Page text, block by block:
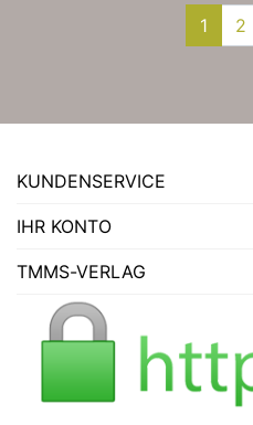
1 2
KUNDENSERVICE
IHR KONTO
TMMS-VERLAG